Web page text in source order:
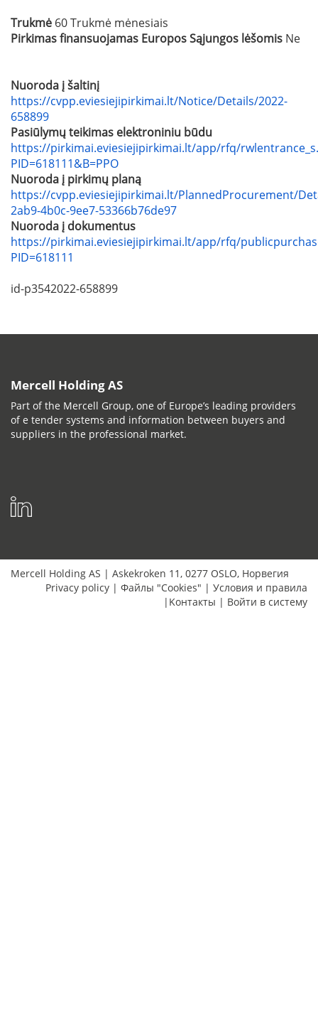
Trukmė 60 Trukmė mėnesiais
Pirkimas finansuojamas Europos Sąjungos lėšomis Ne
Nuoroda į šaltinį
https://cvpp.eviesiejipirkimai.lt/Notice/Details/2022-
658899
Pasiūlymų teikimas elektroniniu būdu
https://pirkimai.eviesiejipirkimai.lt/app/rfq/
PID=618111&B=PPO
Nuoroda į pirkimų planą
https://cvpp.eviesiejipirkimai.lt/PlannedProcurement/
2ab9-4b0c-9ee7-53366b76de97
Nuoroda į dokumentus
https://pirkimai.eviesiejipirkimai.lt/app/rfq/
PID=618111
id-p3542022-658899
Mercell Holding AS
Part of the Mercell Group, one of Europe’s leading providers
of e tender systems and information between buyers and
suppliers in the professional market.
Mercell Holding AS | Askekroken 11, 0277 OSLO, Норвегия
Privacy policy | Файлы "Cookies" | Условия и правила
| Kонтакты | Bойти в систему